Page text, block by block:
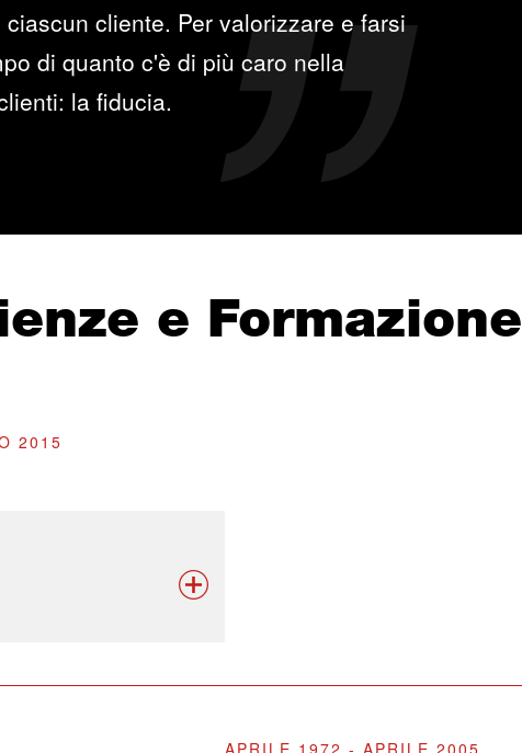
cliente. Per valorizzare e farsi
di quanto c'è di più caro nella
la fiducia.
e Formazione
2015
APRILE 1972 - APRILE 2005